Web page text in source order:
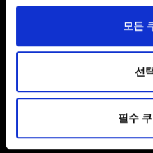
일부 쿠키는 웹 사이트를 정
관련 기술적 피드백을 제공
환경을 개선하기 위해 사용
미디어를 통해 사용자와 소
파악하기 위해 쿠키의 일부
있습니다. 물론, 이처럼 선
경우에는 사용자의 동의를
모든
선
필수
한국어